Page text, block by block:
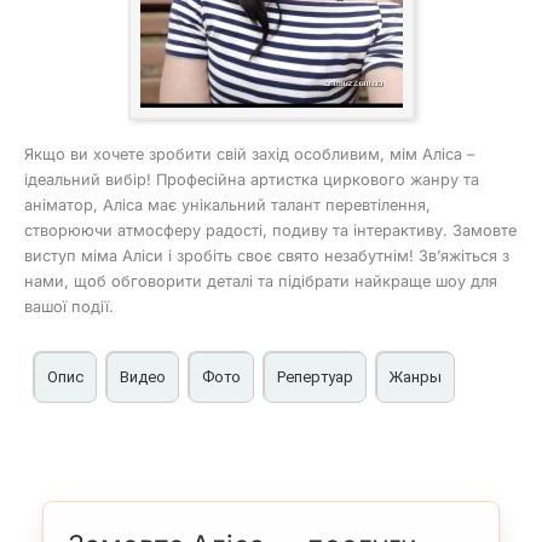
Якщо ви хочете зробити свій захід особливим, мім Аліса –
ідеальний вибір! Професійна артистка циркового жанру та
аніматор, Аліса має унікальний талант перевтілення,
створюючи атмосферу радості, подиву та інтерактиву. Замовте
виступ міма Аліси і зробіть своє свято незабутнім! Зв’яжіться з
нами, щоб обговорити деталі та підібрати найкраще шоу для
вашої події.
Опис Видео Фото Репертуар Жанры
естрадного та циркового мистецтва, що підтверджує
Мім на корпоративи, заходи